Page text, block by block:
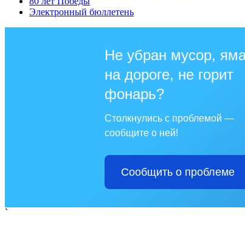
Электронный бюллетень
Не убран мусор,
на дороге, не горит
фонарь?
Столкнулись с проблемой —
сообщите о ней!
Сообщить о проблеме
`